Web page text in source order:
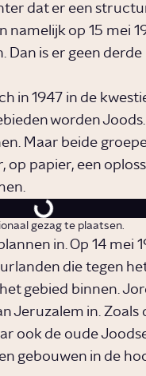
dat er een
namelijk op 15 mei
Dan is er geen
in 1947 in de
worden
Maar beide
op papier, een
gezag te plaatsen.
in. Op 14 mei
die tegen
gebied binnen.
Jeruzalem in. Zoals
ook de oude
gebouwen in de